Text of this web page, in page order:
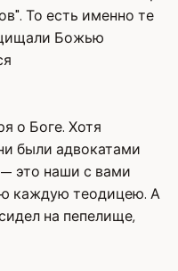
То есть именно те
Божью
о Боге. Хотя
были адвокатами
это наши с вами
каждую теодицею. А
на пепелище,